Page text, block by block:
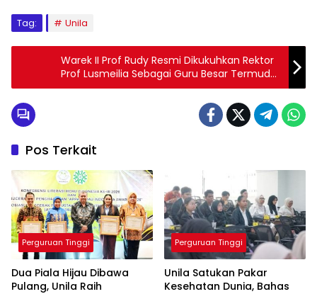
Tag: Unila
Warek II Prof Rudy Resmi Dikukuhkan Rektor
Prof Lusmeilia Sebagai Guru Besar Termuda
di Unila
Pos Terkait
Perguruan Tinggi
Dua Piala Hijau Dibawa
Pulang, Unila Raih
Perguruan Tinggi
Unila Satukan Pakar
Kesehatan Dunia, Bahas